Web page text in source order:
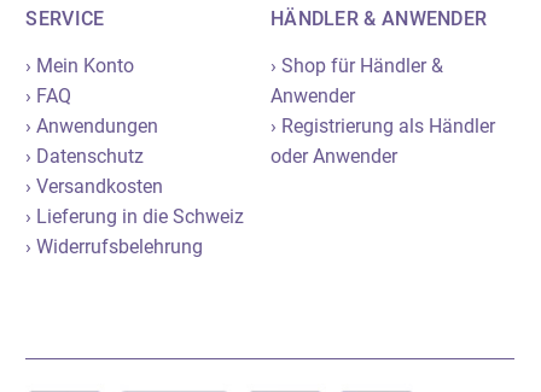
SERVICE
› Mein Konto
› FAQ
› Anwendungen
› Datenschutz
› Versandkosten
› Lieferung in die Schweiz
› Widerrufsbelehrung
HÄNDLER & ANWENDER
› Shop für Händler &
Anwender
› Registrierung als Händler
oder Anwender